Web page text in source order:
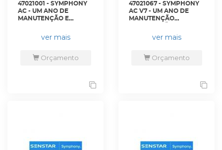
47021001 - SYMPHONY
AC - UM ANO DE
MANUTENÇÃO E
CARE - S8MS4010-001 -
SENSTARver mais
Orçamento
47021067 - SYMPHONY
AC V7 - UM ANO DE
MANUTENÇÃO
SUPORTE SENSTAR
CARE - AIM-SYM7-AC-
ver mais
Orçamento